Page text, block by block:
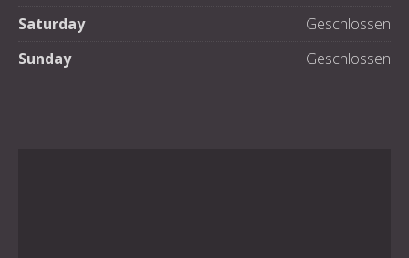
Saturday
Geschlossen
Sunday
Geschlossen